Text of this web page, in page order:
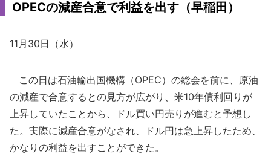
OPECの減産合意で利益を出す（早稲田）
11月30日（水）
この日は石油輸出国機構（OPEC）の総会を前に、原油
の減産で合意するとの見方が広がり、米10年債利回りが
上昇していたことから、ドル買い円売りが進むと予想し
た。実際に減産合意がなされ、ドル円は急上昇したため、
かなりの利益を出すことができた。